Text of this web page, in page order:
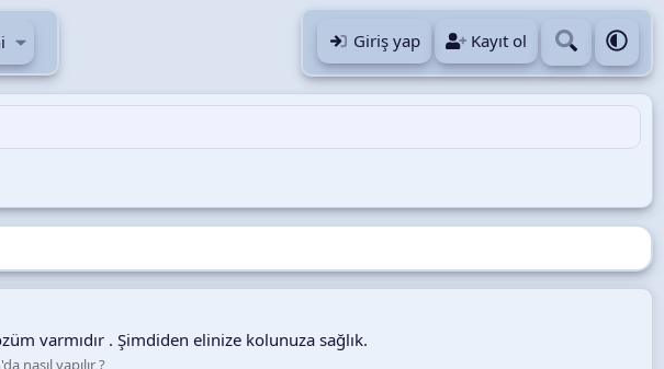
Giriş yap Kayıt ol
varmıdır . Şimdiden elinize kolunuza sağlık.
nasıl yapılır ?